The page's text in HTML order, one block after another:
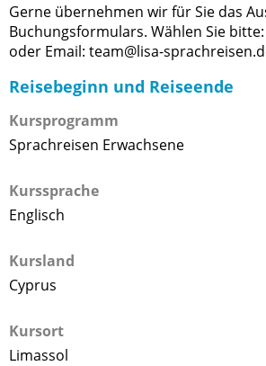
Gerne übernehmen wir für Sie das
Buchungsformulars. Wählen Sie bitte:
oder Email: team@lisa-
Reisebeginn und Reiseende
Kursprogramm
Sprachreisen Erwachsene
Kurssprache
Englisch
Kursland
Cyprus
Kursort
Limassol